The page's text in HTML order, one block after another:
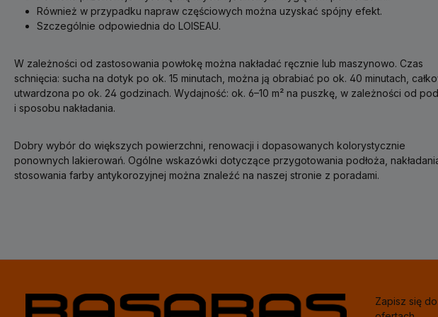
Również w przypadku napraw częściowych można uzyskać spójny efekt.
Szczególnie odpowiednia do LOISEAU.
W zależności od zastosowania powłokę można nakładać ręcznie lub maszynowo. Czas
schnięcia: sucha na dotyk po ok. 15 minutach, można ją obrabiać po ok. 40 minutach,
utwardzona po ok. 24 godzinach. Wydajność: ok. 6–10 m² na puszkę, w zależności od
i sposobu nakładania.
Dobry wybór do większych powierzchni, renowacji i dopasowanych kolorystycznie
ponownych lakierowań. Ogólne wskazówki dotyczące przygotowania podłoża,
stosowania farby antykorozyjnej można znaleźć na naszej stronie z poradami.
Zapisz się